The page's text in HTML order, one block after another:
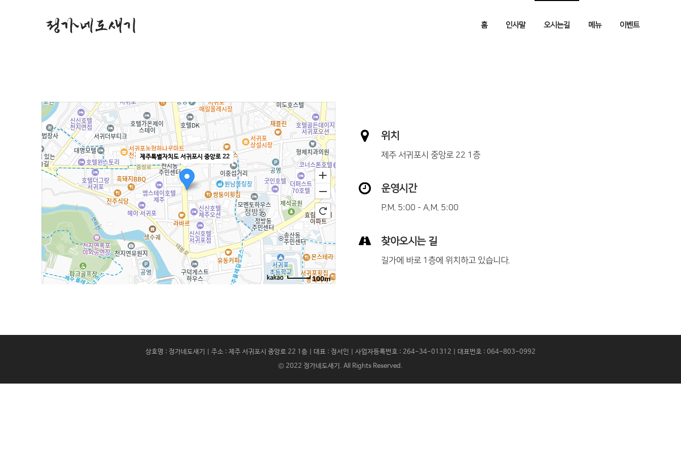
홈 인사말 오시는길 메뉴 이벤트
제주특별자치도 서귀포시 중앙로 22
100m
위치
제주 서귀포시 중앙로 22 1층
운영시간
P.M. 5:00 - A.M. 5:00
찾아오시는 길
길가에 바로 1층에 위치하고 있습니다.
상호명 : 정가네도새기 | 주소 : 제주 서귀포시 중앙로 22 1층 | 대표 : 정서인 | 사업자등록번호 : 264-34-01312 | 대표번호 : 064-803-0992
© 2022 정가네도새기 . All Rights Reserved.